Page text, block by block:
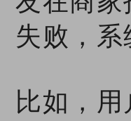
失败，系
比如，